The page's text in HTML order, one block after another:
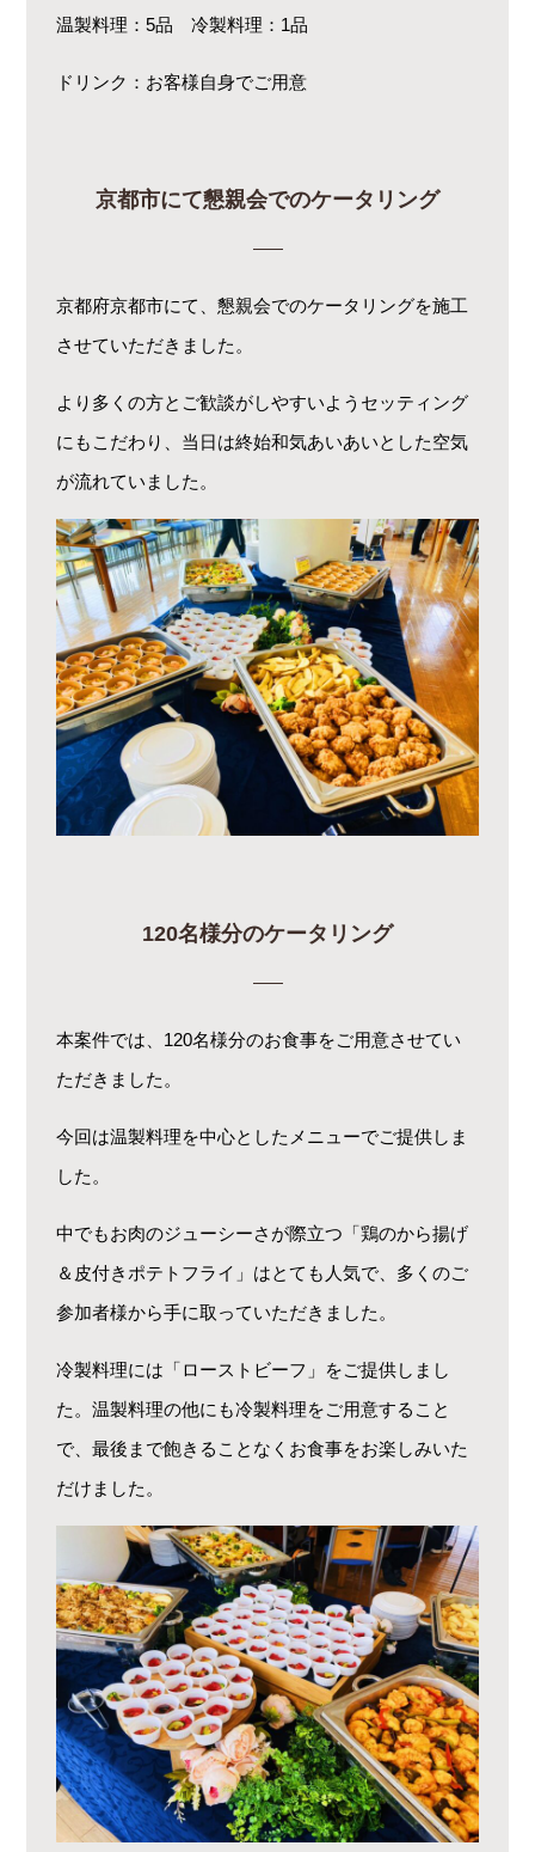
温製料理：5品 冷製料理：1品
ドリンク：お客様自身でご用意
京都市にて懇親会でのケータリング
京都府京都市にて、懇親会でのケータリングを施工
させていただきました。
より多くの方とご歓談がしやすいようセッティング
にもこだわり、当日は終始和気あいあいとした空気
が流れていました。
120名様分のケータリング
本案件では、120名様分のお食事をご用意させてい
ただきました。
今回は温製料理を中心としたメニューでご提供しま
した。
中でもお肉のジューシーさが際立つ「鶏のから揚げ
＆皮付きポテトフライ」はとても人気で、多くのご
参加者様から手に取っていただきました。
冷製料理には「ローストビーフ」をご提供しまし
た。温製料理の他にも冷製料理をご用意すること
で、最後まで飽きることなくお食事をお楽しみいた
だけました。